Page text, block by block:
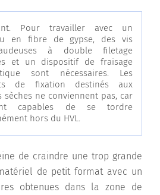
Pour travailler avec un
en fibre de gypse, des vis
à double filetage
et un dispositif de fraisage
sont nécessaires. Les
de fixation destinés aux
sèches ne conviennent pas, car
capables de se tordre
hors du HVL.
de craindre une trop grande
de petit format avec un
obtenues dans la zone de